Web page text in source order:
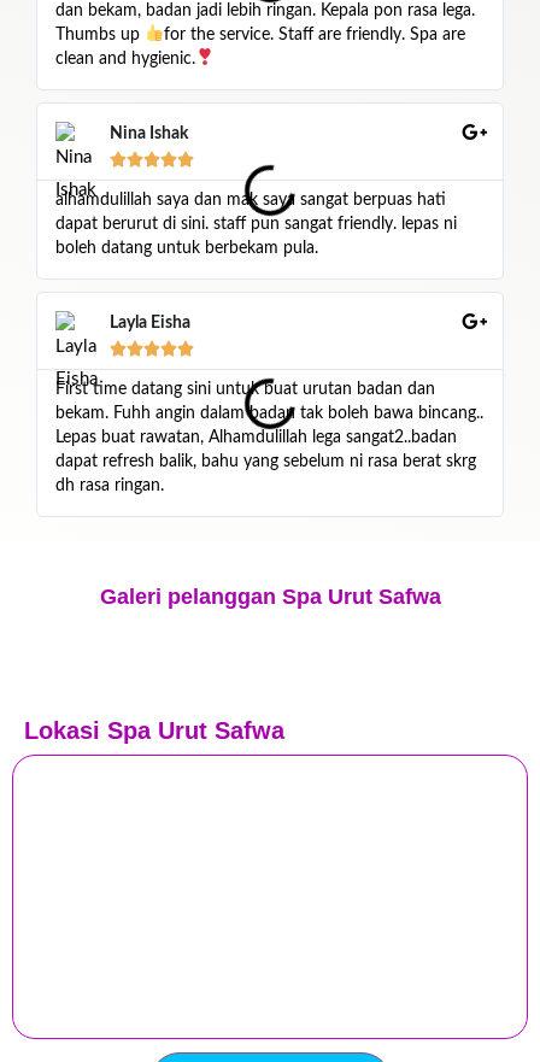
dan bekam, badan jadi lebih ringan. Kepala pon rasa lega.
Thumbs up
for the service. Staff are friendly. Spa are
clean and hygienic.
Nina Ishak

alhamdulillah saya dan mak saya sangat berpuas hati
dapat berurut di sini. staff pun sangat friendly. lepas ni
boleh datang untuk berbekam pula.
Layla Eisha

First time datang sini untuk buat urutan badan dan
bekam. Fuhh angin dalam badan tak boleh bawa bincang..
Lepas buat rawatan, Alhamdulillah lega sangat2..badan
dapat refresh balik, bahu yang sebelum ni rasa berat skrg
dh rasa ringan.
Galeri pelanggan Spa Urut Safwa
Lokasi Spa Urut Safwa